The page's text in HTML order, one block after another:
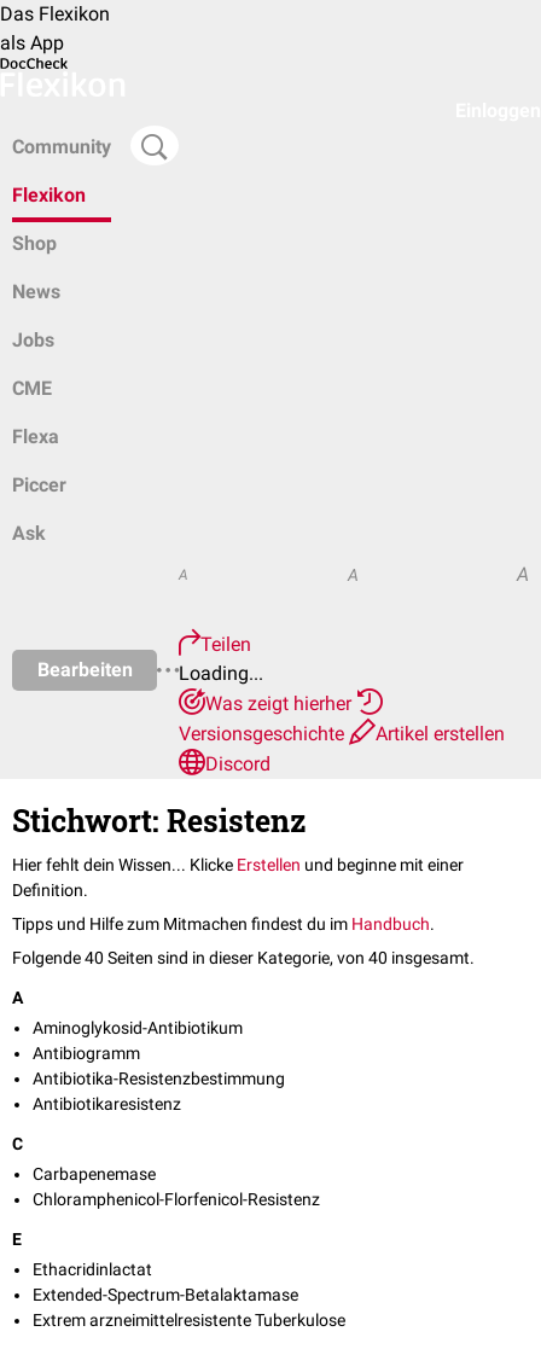
Das Flexikon
als App
Community
Flexikon
Shop
News
Jobs
CME
Flexa
Piccer
Ask
Bearbeiten
A A A
Teilen
Loading...
Was zeigt hierher
Versionsgeschichte
Artikel erstellen
Discord
Stichwort: Resistenz
Hier fehlt dein Wissen... Klicke Erstellen und beginne mit einer
Definition.
Tipps und Hilfe zum Mitmachen findest du im Handbuch.
Folgende 40 Seiten sind in dieser Kategorie, von 40 insgesamt.
A
Aminoglykosid-Antibiotikum
Antibiogramm
Antibiotika-Resistenzbestimmung
Antibiotikaresistenz
C
Carbapenemase
Chloramphenicol-Florfenicol-Resistenz
E
Ethacridinlactat
Extended-Spectrum-Betalaktamase
Extrem arzneimittelresistente Tuberkulose